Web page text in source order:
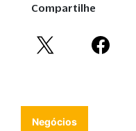
Compartilhe
Negócios